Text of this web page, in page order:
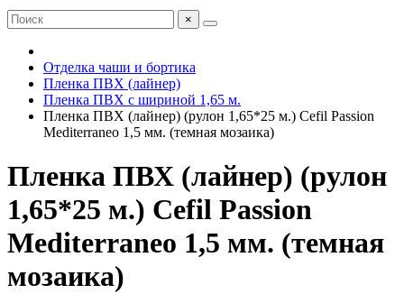
×
Отделка чаши и бортика
Пленка ПВХ (лайнер)
Пленка ПВХ с шириной 1,65 м.
Пленка ПВХ (лайнер) (рулон 1,65*25 м.) Cefil Passion
Mediterraneo 1,5 мм. (темная мозаика)
Пленка ПВХ (лайнер) (рулон
1,65*25 м.) Cefil Passion
Mediterraneo 1,5 мм. (темная
мозаика)